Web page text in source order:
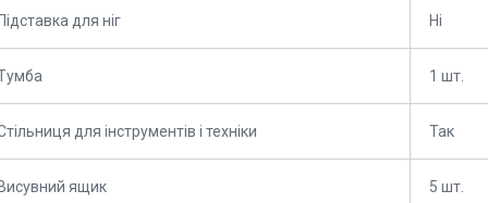
для ніг Ні
1 шт.
для інструментів і техніки Так
ящик 5 шт.